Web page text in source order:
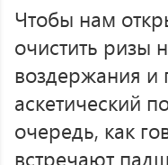
Чтобы нам
очистить ризы
воздержания и
аскетический
очередь, как
встречают